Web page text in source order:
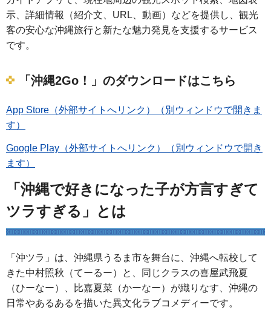
示、詳細情報（紹介文、URL、動画）などを提供し、観光
客の安心な沖縄旅行と新たな魅力発見を支援するサービス
です。
「沖縄2Go！」のダウンロードはこちら
App Store（外部サイトへリンク）（別ウィンドウで開きま
す）
Google Play（外部サイトへリンク）（別ウィンドウで開き
ます）
「沖縄で好きになった子が方言すぎて
ツラすぎる」とは
「沖ツラ」は、沖縄県うるま市を舞台に、沖縄へ転校して
きた中村照秋（てーるー）と、同じクラスの喜屋武飛夏
（ひーなー）、比嘉夏菜（かーなー）が織りなす、沖縄の
日常やあるあるを描いた異文化ラブコメディーです。